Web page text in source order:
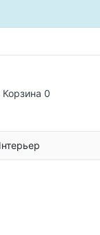
Корзина 0